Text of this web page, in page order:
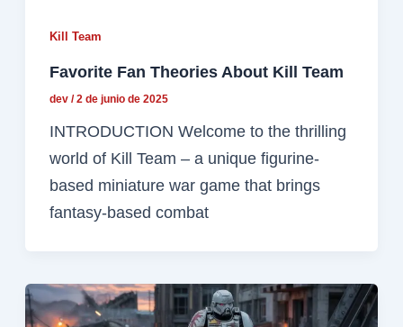
Kill Team
Favorite Fan Theories About Kill Team
dev/2 de junio de 2025
INTRODUCTION Welcome to the thrilling
world of Kill Team – a unique figurine-
based miniature war game that brings
fantasy-based combat